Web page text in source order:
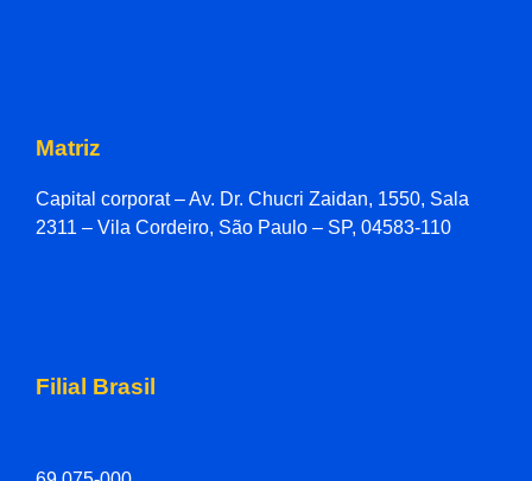
Matriz
Capital corporat – Av. Dr. Chucri Zaidan, 1550, Sala
2311 – Vila Cordeiro, São Paulo – SP, 04583-110
Filial Brasil